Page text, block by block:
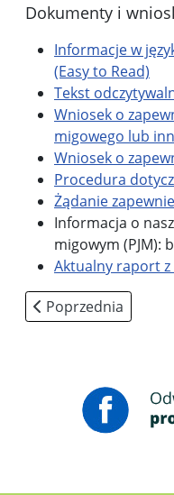
Dokumenty i
Informacje w
(Easy to Read)
Tekst
Wniosek o
migowego lub
Wniosek o
Procedura
Żądanie
Informacja o
migowym (PJM):
Aktualny raport
Poprzednia strona:
Poprzednia